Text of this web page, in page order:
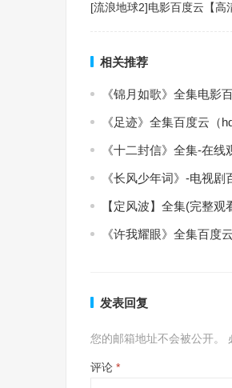
[流浪地球2]电影百度云【高
相关推荐
《锦月如歌》全集电影
《足迹》全集百度云（
《十二封信》全集-在
《长风少年词》-电视
【定风波】全集(完整观
《许我耀眼》全集百度
发表回复
您的邮箱地址不会被公开。
评论 *